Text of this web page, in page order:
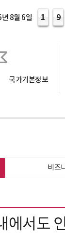
8월 6일 1 9
국가기본정보
비즈
에서도